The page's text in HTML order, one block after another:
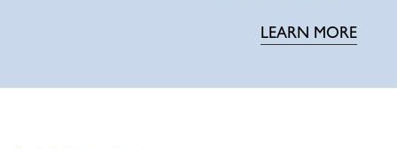
LEARN MORE